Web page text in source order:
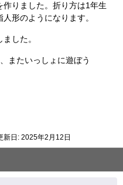
りました。折り方は1年生
形のようになります。
した。
またいっしょに遊ぼう
新日: 2025年2月12日